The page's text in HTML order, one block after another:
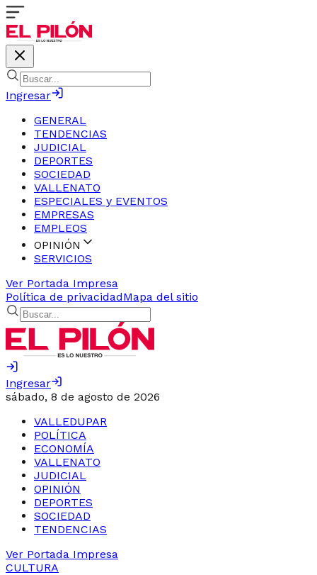
Ingresar
GENERAL
TENDENCIAS
JUDICIAL
DEPORTES
SOCIEDAD
VALLENATO
ESPECIALES y EVENTOS
EMPRESAS
EMPLEOS
OPINIÓN
SERVICIOS
Ver Portada Impresa
Política de privacidadMapa del sitio
Ingresar
sábado, 8 de agosto de 2026
VALLEDUPAR
POLÍTICA
ECONOMÍA
VALLENATO
JUDICIAL
OPINIÓN
DEPORTES
SOCIEDAD
TENDENCIAS
Ver Portada Impresa
CULTURA